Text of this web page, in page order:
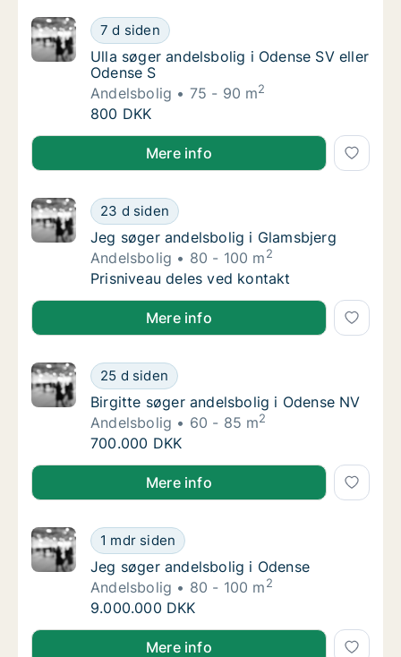
Ulla søger andelsbolig i Odense SV eller
7 d siden
Ulla søger andelsbolig i Odense SV eller
Ulla søger andelsbolig i Odense SV eller
Odense S
Andelsbolig
75 - 90 m2
Ulla søger andelsbolig i Odense SV eller
800 DKK
Ulla søger andelsbolig i Odense SV eller Odense S
Mere info
Jeg søger andelsbolig i Glamsbjerg
23 d siden
Jeg søger andelsbolig i Glamsbjerg
Jeg søger andelsbolig i Glamsbjerg
Andelsbolig
80 - 100 m2
Jeg søger andelsbolig i Glamsbjerg
Prisniveau deles ved kontakt
Jeg søger andelsbolig i Glamsbjerg
Mere info
Birgitte søger andelsbolig i Odense NV
25 d siden
Birgitte søger andelsbolig i Odense NV
Birgitte søger andelsbolig i Odense NV
Andelsbolig
60 - 85 m2
Birgitte søger andelsbolig i Odense NV
700.000 DKK
Birgitte søger andelsbolig i Odense NV
Mere info
Jeg søger andelsbolig i Odense
1 mdr siden
Jeg søger andelsbolig i Odense
Jeg søger andelsbolig i Odense
Andelsbolig
80 - 100 m2
Jeg søger andelsbolig i Odense
9.000.000 DKK
Jeg søger andelsbolig i Odense
Mere info